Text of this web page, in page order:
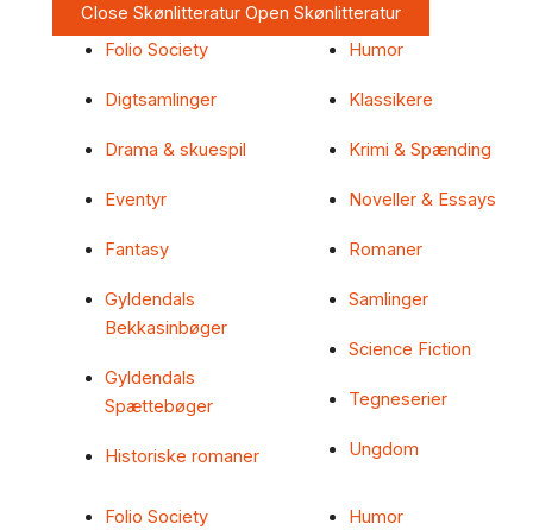
Close Skønlitteratur Open Skønlitteratur
Folio Society
Digtsamlinger
Drama & skuespil
Eventyr
Fantasy
Gyldendals
Bekkasinbøger
Gyldendals
Spættebøger
Historiske romaner
Humor
Klassikere
Krimi & Spænding
Noveller & Essays
Romaner
Samlinger
Science Fiction
Tegneserier
Ungdom
Folio Society
Humor